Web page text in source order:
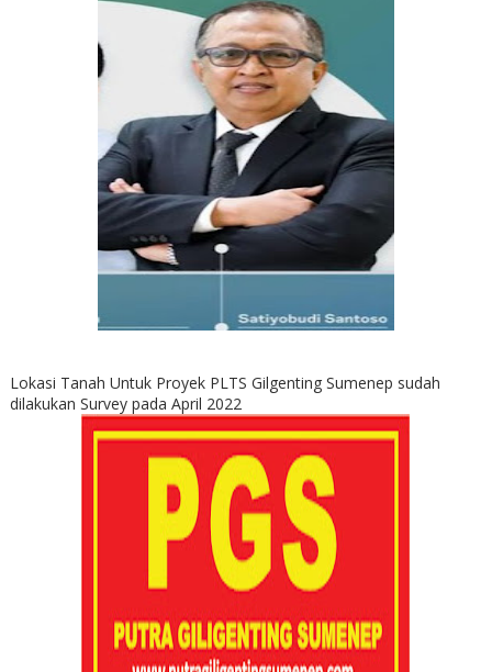
Lokasi Tanah Untuk Proyek PLTS Gilgenting Sumenep sudah
dilakukan Survey pada April 2022